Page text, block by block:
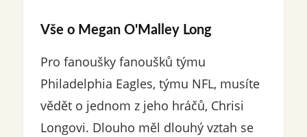
Vše o Megan O'Malley Long
Pro fanoušky fanoušků týmu
Philadelphia Eagles, týmu NFL, musíte
vědět o jednom z jeho hráčů, Chrisi
Longovi. Dlouho měl dlouhý vztah se